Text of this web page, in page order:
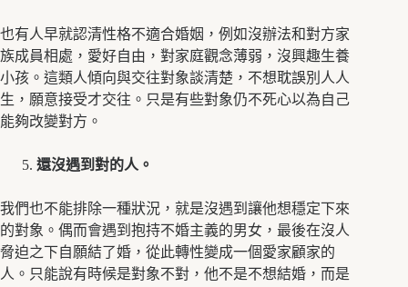
也有人早就認清性格不適合婚姻，例如沒辦法和對方家
族成員相處，愛好自由，對家庭觀念薄弱，沒興趣生養
小孩。這類人傾向與交往對象談清楚，不想耽誤別人人
生，願意接受才交往。只是有些對象仍不死心以為自己
能夠改變對方。
還沒遇到對的人。
我們也不能排除一種狀況，就是沒遇到讓他想穩定下來
的對象。偶而會遇到抱持不婚主義的男女，最後在沒人
脅迫之下自願結了婚，從此轉性變成一個愛家顧家的
人。只能說有時候是對象不對，他不是不想結婚，而是